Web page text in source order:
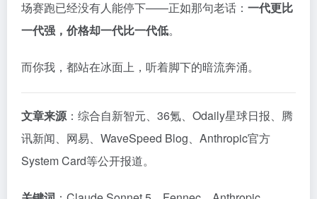
场赛跑已经没有人能停下——正如那句老话： 一代更比
一代强，价格却一代比一代低。
而你我，都站在冰面上，听着脚下的暗流奔涌。
文章来源：综合自新智元、36氪、Odaily星球日报、腾
讯新闻、网易、WaveSpeed Blog、Anthropic官方
System Card等公开报道。